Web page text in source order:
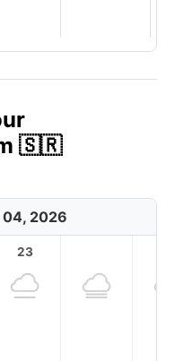
🇸🇷
04, 2026
23